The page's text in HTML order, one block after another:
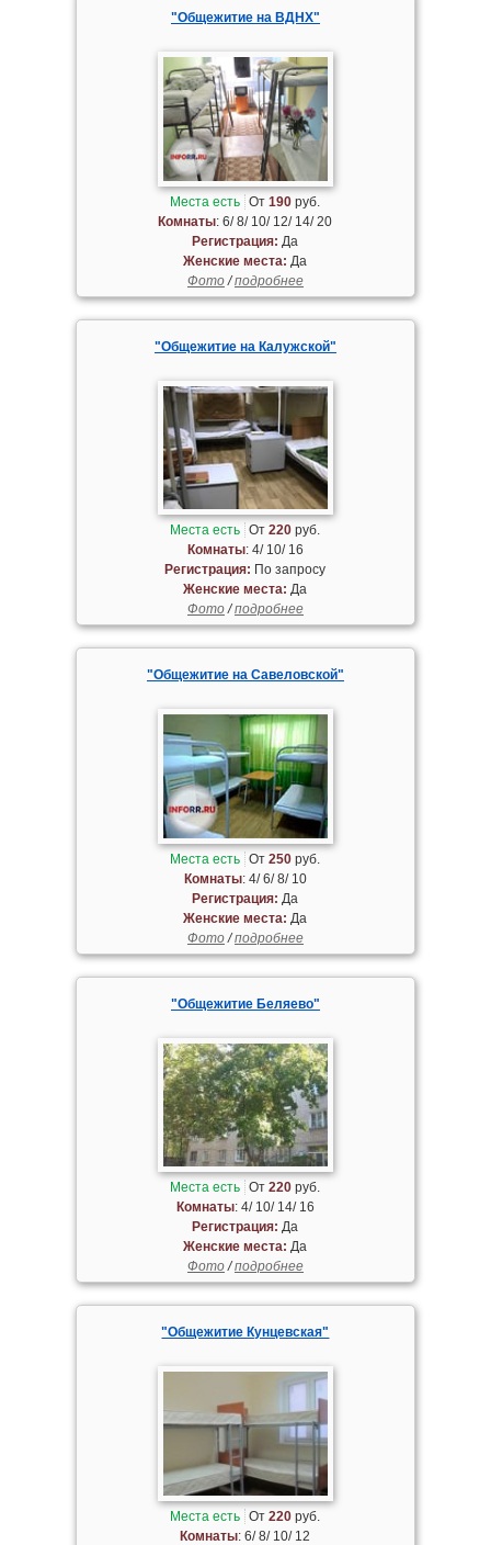
"Общежитие на ВДНХ"
Места есть От190 руб.
Комнаты: 6/ 8/ 10/ 12/ 14/ 20
Регистрация: Да
Женские места: Да
Фото/подробнее
"Общежитие на Калужской"
Места есть От220 руб.
Комнаты: 4/ 10/ 16
Регистрация: По запросу
Женские места: Да
Фото/подробнее
"Общежитие на Савеловской"
Места есть От250 руб.
Комнаты: 4/ 6/ 8/ 10
Регистрация: Да
Женские места: Да
Фото/подробнее
"Общежитие Беляево"
Места есть От220 руб.
Комнаты: 4/ 10/ 14/ 16
Регистрация: Да
Женские места: Да
Фото/подробнее
"Общежитие Кунцевская"
Места есть От220 руб.
Комнаты: 6/ 8/ 10/ 12